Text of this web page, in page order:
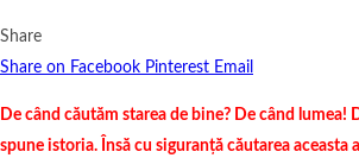
Share
Share on Facebook Pinterest Email
De când căutăm starea de bine? De când lumea!
spune istoria. Însă cu siguranță căutarea aceasta